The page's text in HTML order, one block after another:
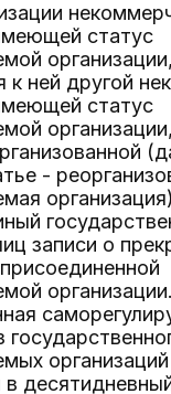
статус
к ней другой
статус
-
записи о
организации.
в